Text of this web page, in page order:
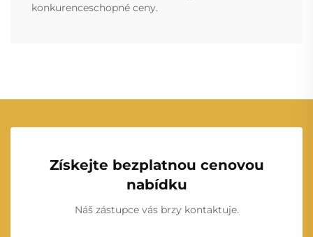
konkurenceschopné ceny.
Získejte bezplatnou cenovou
nabídku
Náš zástupce vás brzy kontaktuje.